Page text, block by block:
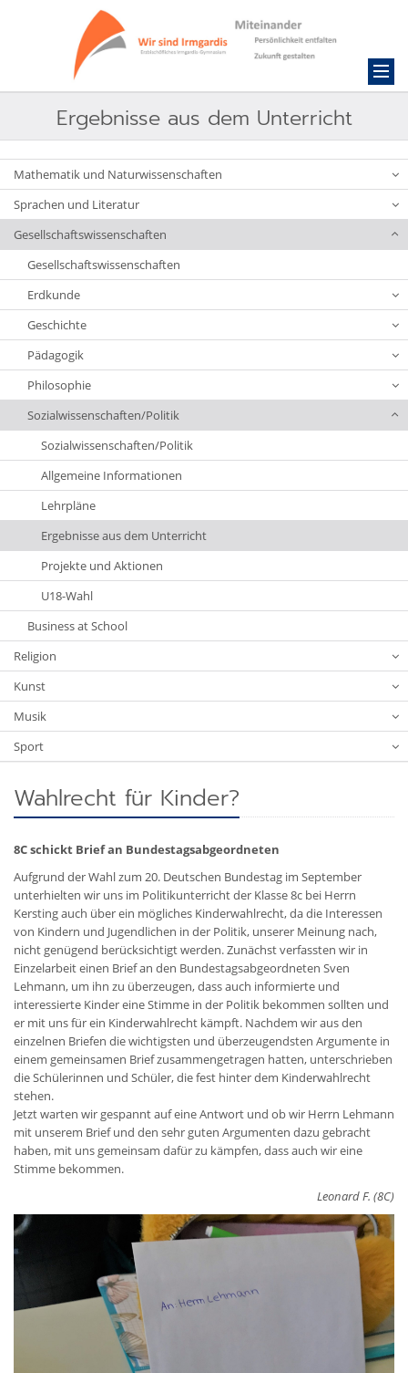
Ergebnisse aus dem Unterricht
Mathematik und Naturwissenschaften
Sprachen und Literatur
Gesellschaftswissenschaften
Gesellschaftswissenschaften
Erdkunde
Geschichte
Pädagogik
Philosophie
Sozialwissenschaften/Politik
Sozialwissenschaften/Politik
Allgemeine Informationen
Lehrpläne
Ergebnisse aus dem Unterricht
Projekte und Aktionen
U18-Wahl
Business at School
Religion
Kunst
Musik
Sport
Wahlrecht für Kinder?
8C schickt Brief an Bundestagsabgeordneten
Aufgrund der Wahl zum 20. Deutschen Bundestag im September
unterhielten wir uns im Politikunterricht der Klasse 8c bei Herrn
Kersting auch über ein mögliches Kinderwahlrecht, da die Interessen
von Kindern und Jugendlichen in der Politik, unserer Meinung nach,
nicht genügend berücksichtigt werden. Zunächst verfassten wir in
Einzelarbeit einen Brief an den Bundestagsabgeordneten Sven
Lehmann, um ihn zu überzeugen, dass auch informierte und
interessierte Kinder eine Stimme in der Politik bekommen sollten und
er mit uns für ein Kinderwahlrecht kämpft. Nachdem wir aus den
einzelnen Briefen die wichtigsten und überzeugendsten Argumente in
einem gemeinsamen Brief zusammengetragen hatten, unterschrieben
die Schülerinnen und Schüler, die fest hinter dem Kinderwahlrecht
stehen.
Jetzt warten wir gespannt auf eine Antwort und ob wir Herrn Lehmann
mit unserem Brief und den sehr guten Argumenten dazu gebracht
haben, mit uns gemeinsam dafür zu kämpfen, dass auch wir eine
Stimme bekommen.
Leonard F. (8C)